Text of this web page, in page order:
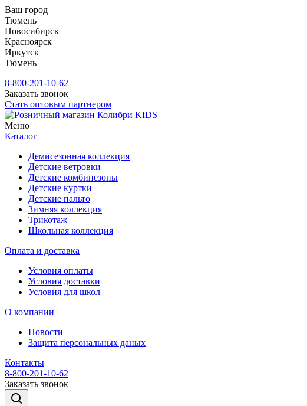
Ваш город
Тюмень
Новосибирск
Красноярск
Иркутск
Тюмень
8-800-201-10-62
Заказать звонок
Стать оптовым партнером
Меню
Каталог
Демисезонная коллекция
Детские ветровки
Детские комбинезоны
Детские куртки
Детские пальто
Зимняя коллекция
Трикотаж
Школьная коллекция
Оплата и доставка
Условия оплаты
Условия доставки
Условия для школ
О компании
Новости
Защита персональных даных
Контакты
8-800-201-10-62
Заказать звонок